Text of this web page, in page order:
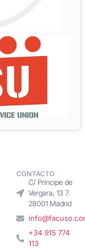
CONTACTO
C/ Príncipe de
Vergara, 13 7.
28001 Madrid
+34 915 774
113